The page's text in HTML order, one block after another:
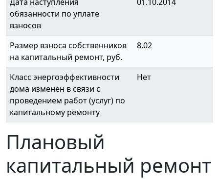
обязанности по уплате
взносов
Размер взноса собственников
на капитальный ремонт, руб.
8.02
Класс энергоэффективности
дома изменен в связи с
проведением работ (услуг) по
капитальному ремонту
Нет
Плановый
капитальный ремонт